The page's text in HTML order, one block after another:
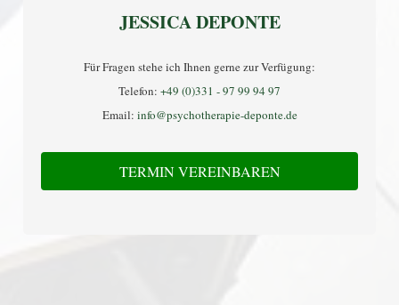
JESSICA DEPONTE
Für Fragen stehe ich Ihnen gerne zur Verfügung:
Telefon: +49 (0)331 - 97 99 94 97
Email: info@psychotherapie-deponte.de
TERMIN VEREINBAREN